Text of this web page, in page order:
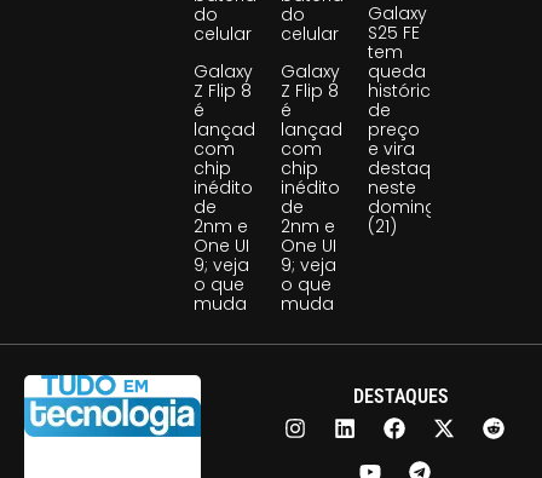
do
celular
Galaxy
Z Flip 8
é
lançado
com
chip
inédito
de
2nm e
One UI
9; veja
o que
muda
do
celular
Galaxy
Z Flip 8
é
lançado
com
chip
inédito
de
2nm e
One UI
9; veja
o que
muda
Galaxy
S25 FE
tem
queda
histórica
de
preço
e vira
destaque
neste
domingo
(21)
DESTAQUES